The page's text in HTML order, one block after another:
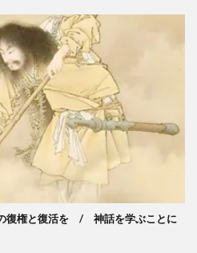
復権と復活を / 神話を学ぶことに